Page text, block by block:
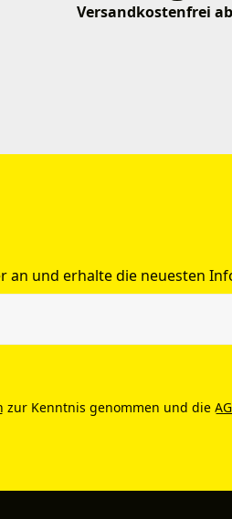
Versandkostenfrei ab
und erhalte die neuesten
zur Kenntnis genommen und die